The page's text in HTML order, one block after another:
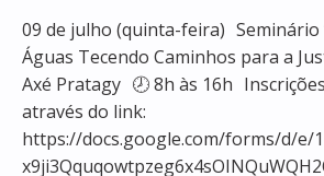
09 de julho (quinta-feira) Seminário
Águas Tecendo Caminhos para a
Axé Pratagy 🕗 8h às 16h
através do link:
https://docs.google.com/forms/d/e/